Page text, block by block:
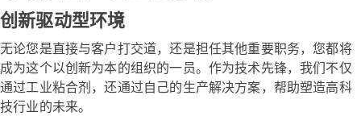
创新驱动型环境
无论您是直接与客户打交道，还是担任其他重要职务，您都将
成为这个以创新为本的组织的一员。作为技术先锋，我们不仅
通过工业粘合剂，还通过自己的生产解决方案，帮助塑造高科
技行业的未来。